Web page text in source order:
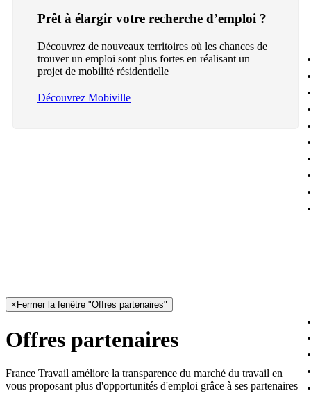
Prêt à élargir votre recherche d’emploi ?
Découvrez de nouveaux territoires où les chances de
trouver un emploi sont plus fortes en réalisant un
projet de mobilité résidentielle
Découvrez Mobiville
× Fermer la fenêtre "Offres partenaires"
Offres partenaires
France Travail améliore la transparence du marché du travail en
vous proposant plus d'opportunités d'emploi grâce à ses partenaires